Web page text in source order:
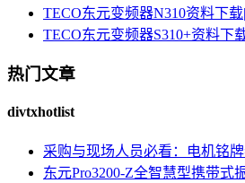
TECO东元变频器N310资料下
TECO东元变频器S310+资料下
热门文章
divtxhotlist
采购与现场人员必看：电机铭
东元Pro3200-Z全智慧型携带式